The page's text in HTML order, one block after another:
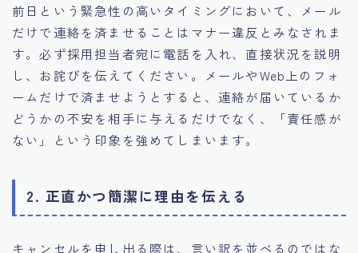
前日という緊急性の高いタイミングにおいて、メール
だけで連絡を済ませることはマナー違反とみなされま
す。必ず採用担当者宛に電話を入れ、直接状況を説明
し、お詫びを伝えてください。メールやWeb上のフォ
ームだけで済ませようとすると、連絡が届いているか
どうかの不安を相手に与えるだけでなく、「責任感が
ない」という印象を強めてしまいます。
2. 正直かつ簡潔に理由を伝える
キャンセルを申し出る際は、言い訳を並べるのではな